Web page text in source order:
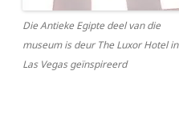
Die Antieke Egipte deel van die
museum is deur The Luxor Hotel in
Las Vegas geïnspireerd